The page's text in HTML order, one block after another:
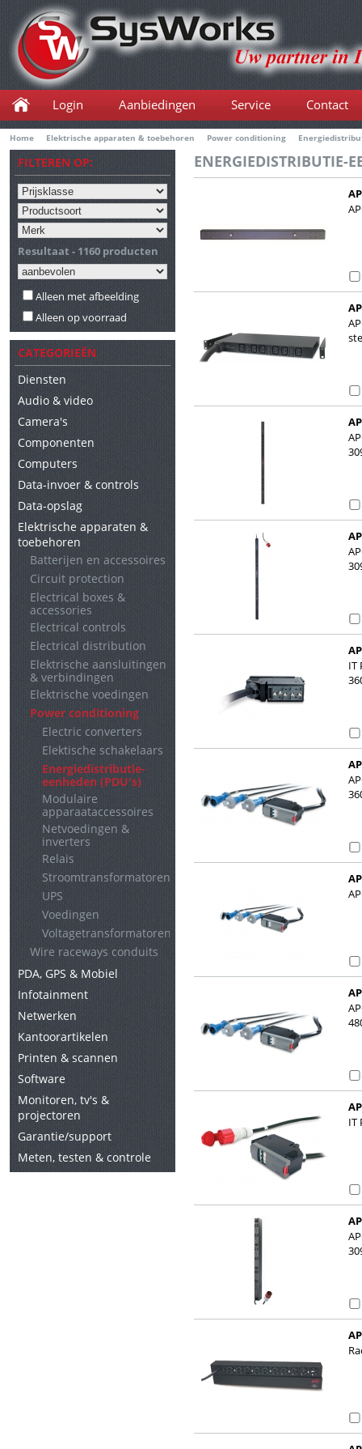
Home Elektrische apparaten & toebehoren Power conditioning
Login Aanbiedingen Service Contact
FILTEREN OP:
Resultaat - 1160 producten
Alleen met afbeelding
Alleen op voorraad
CATEGORIEËN
Diensten
Audio & video
Camera's
Componenten
Computers
Data-invoer & controls
Data-opslag
Elektrische apparaten &
toebehoren
Batterijen en accessoires
Circuit protection
Electrical boxes &
accessories
Electrical controls
Electrical distribution
Elektrische aansluitingen
& verbindingen
Elektrische voedingen
Power conditioning
Electric converters
Elektische schakelaars
Energiedistributie-
eenheden (PDU's)
Modulaire
apparaataccessoires
Netvoedingen &
inverters
Relais
Stroomtransformatoren
UPS
Voedingen
Voltagetransformatoren
Wire raceways conduits
PDA, GPS & Mobiel
Infotainment
Netwerken
Kantoorartikelen
Printen & scannen
Software
Monitoren, tv's &
projectoren
Garantie/support
Meten, testen & controle
ENERGIEDISTRIBUTIE-
IT
IT